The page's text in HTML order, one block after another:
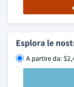
Esplora le
A partire da: